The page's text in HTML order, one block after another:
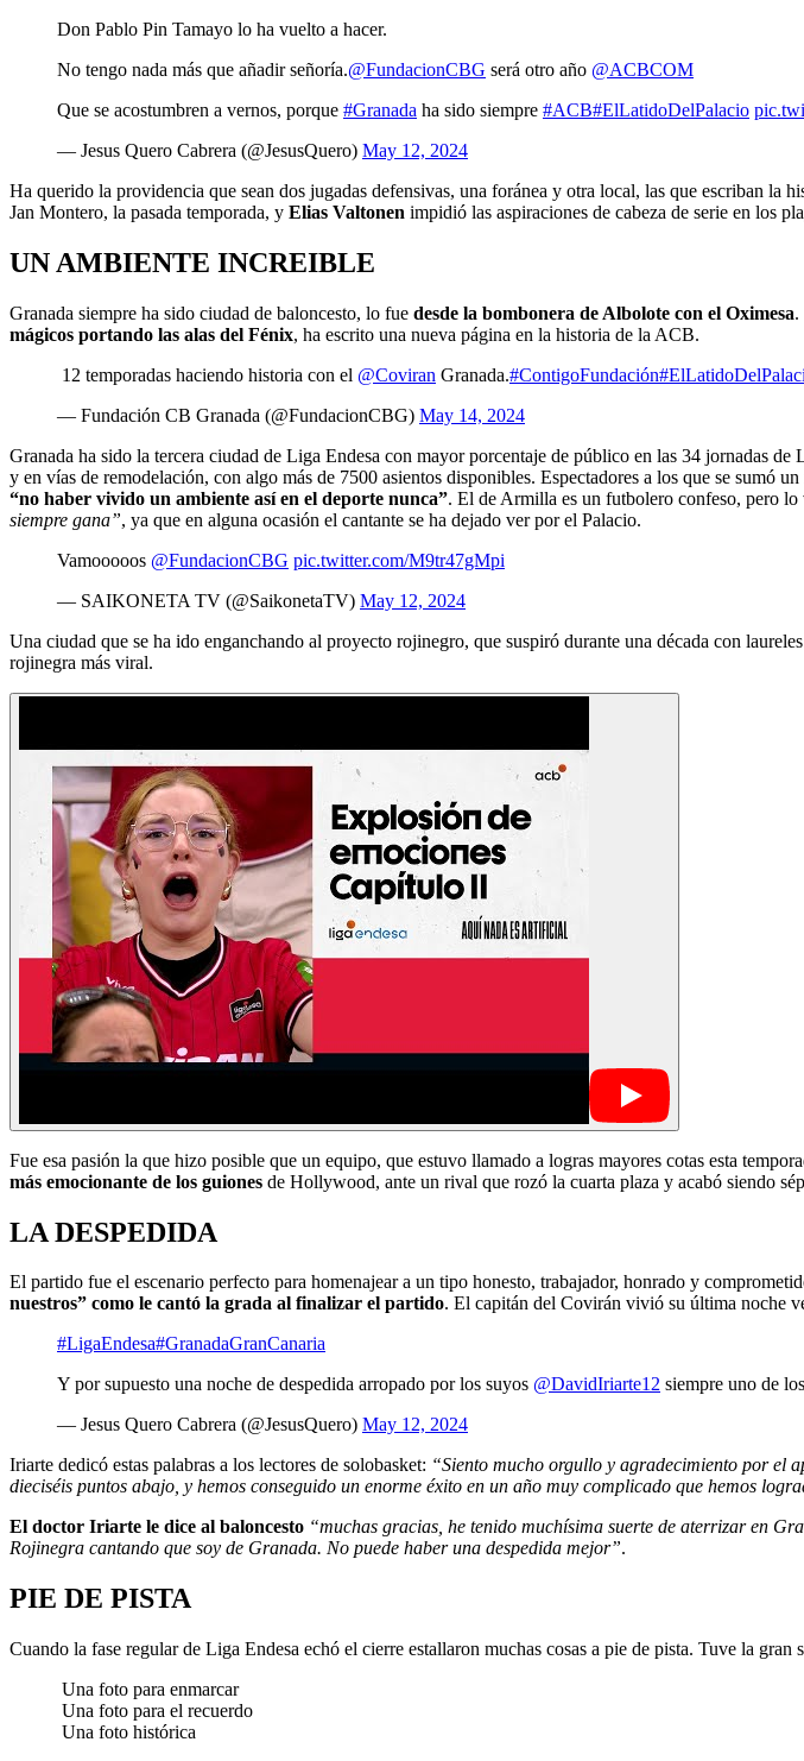
Don Pablo Pin Tamayo lo ha vuelto a hacer.
No tengo nada más que añadir señoría.@FundacionCBG será otro año @ACBCOM
Que se acostumbren a vernos, porque #Granada ha sido siempre #ACB#ElLatidoDelPalacio
— Jesus Quero Cabrera (@JesusQuero) May 12, 2024
Ha querido la providencia que sean dos jugadas defensivas, una foránea y otra local, las que escriban la
Jan Montero, la pasada temporada, y Elias Valtonen impidió las aspiraciones de cabeza de serie en los
UN AMBIENTE INCREIBLE
Granada siempre ha sido ciudad de baloncesto, lo fue desde la bombonera de Albolote con el Oximesa.
mágicos portando las alas del Fénix, ha escrito una nueva página en la historia de la ACB.
12 temporadas haciendo historia con el @Coviran Granada.#ContigoFundación
— Fundación CB Granada (@FundacionCBG) May 14, 2024
Granada ha sido la tercera ciudad de Liga Endesa con mayor porcentaje de público en las 34 jornadas
y en vías de remodelación, con algo más de 7500 asientos disponibles. Espectadores a los que se sumó
“no haber vivido un ambiente así en el deporte nunca”. El de Armilla es un futbolero confeso, pero
siempre gana”, ya que en alguna ocasión el cantante se ha dejado ver por el Palacio.
Vamooooos @FundacionCBG pic.twitter.com/M9tr47gMpi
— SAIKONETA TV (@SaikonetaTV) May 12, 2024
Una ciudad que se ha ido enganchando al proyecto rojinegro, que suspiró durante una década con
rojinegra más viral.
Fue esa pasión la que hizo posible que un equipo, que estuvo llamado a logras mayores cotas esta
más emocionante de los guiones de Hollywood, ante un rival que rozó la cuarta plaza y acabó siendo
LA DESPEDIDA
El partido fue el escenario perfecto para homenajear a un tipo honesto, trabajador, honrado y
nuestros” como le cantó la grada al finalizar el partido. El capitán del Covirán vivió su última noche
#LigaEndesa#GranadaGranCanaria
Y por supuesto una noche de despedida arropado por los suyos @DavidIriarte12 siempre uno de
— Jesus Quero Cabrera (@JesusQuero) May 12, 2024
Iriarte dedicó estas palabras a los lectores de solobasket: “Siento mucho orgullo y agradecimiento por el
dieciséis puntos abajo, y hemos conseguido un enorme éxito en un año muy complicado que hemos
El doctor Iriarte le dice al baloncesto “muchas gracias, he tenido muchísima suerte de aterrizar en
Rojinegra cantando que soy de Granada. No puede haber una despedida mejor”.
PIE DE PISTA
Cuando la fase regular de Liga Endesa echó el cierre estallaron muchas cosas a pie de pista. Tuve la
Una foto para enmarcar
Una foto para el recuerdo
Una foto histórica